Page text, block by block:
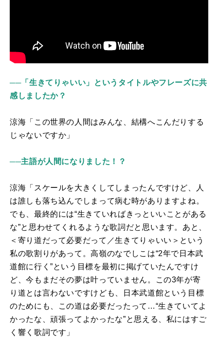
──「生きてりゃいい」というタイトルやフレーズに共
感しましたか？
涼海「この世界の人間はみんな、結構へこんだりする
じゃないですか」
──主語が人間になりました！？
涼海「スケールを大きくしてしまったんですけど、人
は誰しも落ち込んでしまって病む時がありますよね。
でも、最終的には“生きていればきっといいことがある
な”と思わせてくれるような歌詞だと思います。あと、
＜寄り道だって必要だって／生きてりゃいい＞という
私の歌割りがあって。高嶺のなでしこは“2年で日本武
道館に行く”という目標を最初に掲げていたんですけ
ど、今もまだその夢は叶っていません。この3年が寄
り道とは言わないですけども、日本武道館という目標
のためにも、この道は必要だったって…“生きていてよ
かったな、頑張ってよかったな”と思える、私にはすご
く響く歌詞です」